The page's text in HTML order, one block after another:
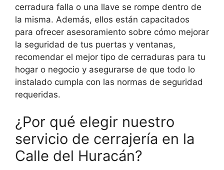
cerradura falla o una llave se rompe dentro de
la misma. Además, ellos están capacitados
para ofrecer asesoramiento sobre cómo mejorar
la seguridad de tus puertas y ventanas,
recomendar el mejor tipo de cerraduras para tu
hogar o negocio y asegurarse de que todo lo
instalado cumpla con las normas de seguridad
requeridas.
¿Por qué elegir nuestro
servicio de cerrajería en la
Calle del Huracán?